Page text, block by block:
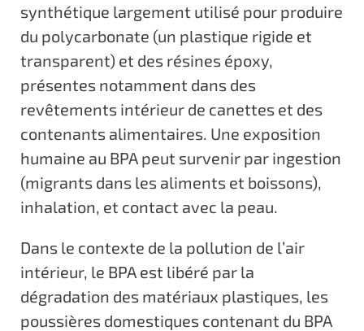
synthétique largement utilisé pour produire
du polycarbonate (un plastique rigide et
transparent) et des résines époxy,
présentes notamment dans des
revêtements intérieur de canettes et des
contenants alimentaires. Une exposition
humaine au BPA peut survenir par ingestion
(migrants dans les aliments et boissons),
inhalation, et contact avec la peau.
Dans le contexte de la pollution de l’air
intérieur, le BPA est libéré par la
dégradation des matériaux plastiques, les
poussières domestiques contenant du BPA